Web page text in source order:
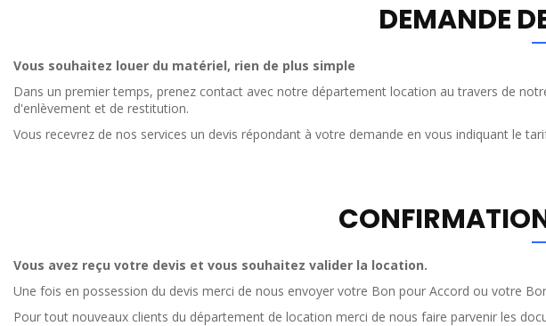
DEMANDE
Vous souhaitez louer du matériel, rien de plus simple
Dans un premier temps, prenez contact avec notre département location au travers de
d'enlèvement et de restitution.
Vous recevrez de nos services un devis répondant à votre demande en vous indiquant le
Vous avez reçu votre devis et vous souhaitez valider la location.
Une fois en possession du devis merci de nous envoyer votre Bon pour Accord ou votre
Pour tout nouveaux clients du département de location merci de nous faire parvenir les